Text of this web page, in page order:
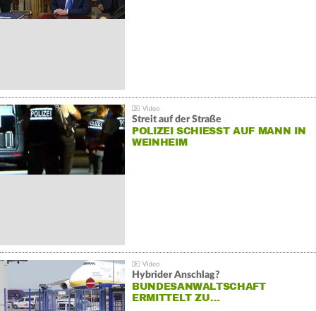
Streit auf der Straße
POLIZEI SCHIESST AUF MANN IN W
EINHEIM
Hybrider Anschlag?
BUNDESANWALTSCHAFT
ERMITTELT ZU…